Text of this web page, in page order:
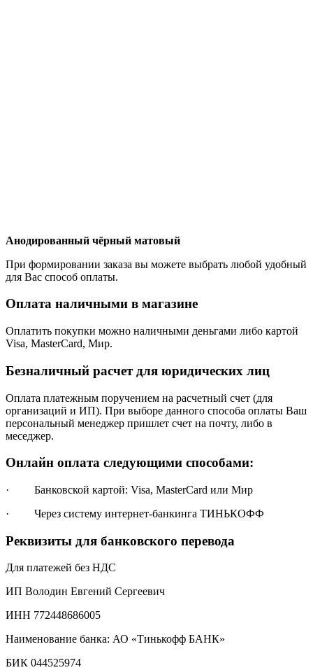
Анодированный чёрный матовый
При формировании заказа вы можете выбрать любой удобный
для Вас способ оплаты.
Оплата наличными в магазине
Оплатить покупки можно наличными деньгами либо картой
Visa, MasterCard, Мир.
Безналичный расчет для юридических лиц
Оплата платежным поручением на расчетный счет (для
организаций и ИП). При выборе данного способа оплаты Ваш
персональный менеджер пришлет счет на почту, либо в
меседжер.
Онлайн оплата следующими способами:
· Банковской картой: Visa, MasterCard или Мир
· Через систему интернет-банкинга ТИНЬКОФФ
Реквизиты для банковского перевода
Для платежей без НДС
ИП Володин Евгений Сергеевич
ИНН 772448686005
Наименование банка: АО «Тинькофф БАНК»
БИК 044525974